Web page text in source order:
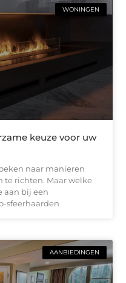
WONINGEN
keuze voor uw
naar manieren
richten. Maar welke
aan bij een
sfeerhaarden
AANBIEDINGEN